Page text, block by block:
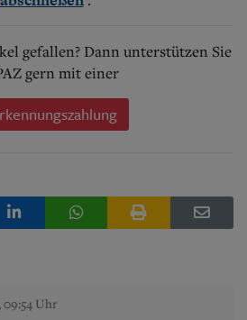
gefallen? Dann unterstützen Sie
gern mit einer
09:54 Uhr